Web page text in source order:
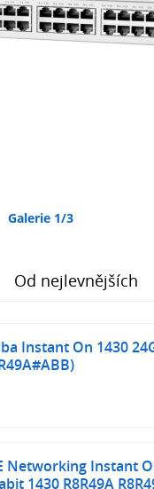
Galerie 1/3
Od nejlevnějších
Instant On 1430
Networking Instant
1430 R8R49A